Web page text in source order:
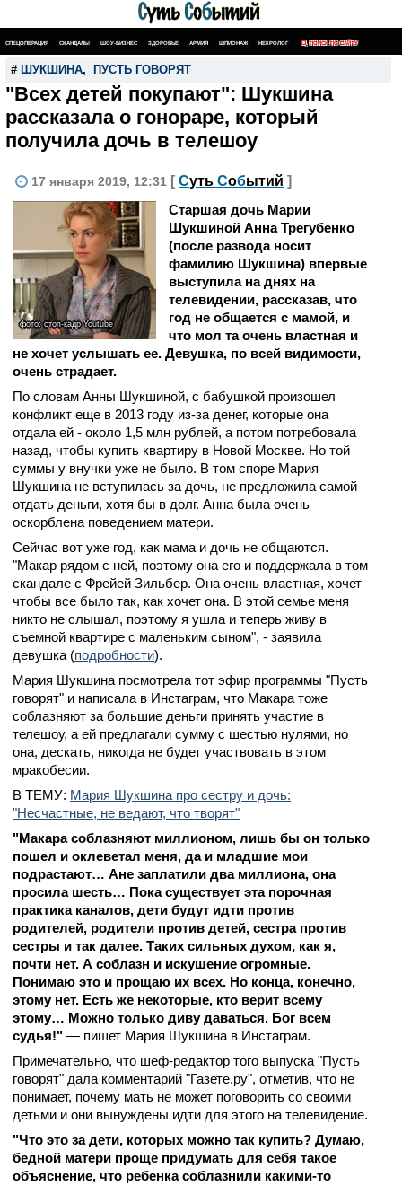
СПЕЦОПЕРАЦИЯ СКАНДАЛЫ ШОУ-БИЗНЕС ЗДОРОВЬЕ АРМИЯ ШПИОНАЖ НЕКРОЛОГ ПОИСК ПО САЙТУ
# ШУКШИНА, ПУСТЬ ГОВОРЯТ
"Всех детей покупают": Шукшина
рассказала о гонораре, который
получила дочь в телешоу
17 января 2019, 12:31 [ Суть Событий ]
фото: стоп-кадр Youtube
Старшая дочь Марии
Шукшиной Анна Трегубенко
(после развода носит
фамилию Шукшина) впервые
выступила на днях на
телевидении, рассказав, что
год не общается с мамой, и
что мол та очень властная и
не хочет услышать ее. Девушка, по всей видимости,
очень страдает.
По словам Анны Шукшиной, с бабушкой произошел
конфликт еще в 2013 году из-за денег, которые она
отдала ей - около 1,5 млн рублей, а потом потребовала
назад, чтобы купить квартиру в Новой Москве. Но той
суммы у внучки уже не было. В том споре Мария
Шукшина не вступилась за дочь, не предложила самой
отдать деньги, хотя бы в долг. Анна была очень
оскорблена поведением матери.
Сейчас вот уже год, как мама и дочь не общаются.
"Макар рядом с ней, поэтому она его и поддержала в том
скандале с Фрейей Зильбер. Она очень властная, хочет
чтобы все было так, как хочет она. В этой семье меня
никто не слышал, поэтому я ушла и теперь живу в
съемной квартире с маленьким сыном", - заявила
девушка (подробности).
Мария Шукшина посмотрела тот эфир программы "Пусть
говорят" и написала в Инстаграм, что Макара тоже
соблазняют за большие деньги принять участие в
телешоу, а ей предлагали сумму с шестью нулями, но
она, дескать, никогда не будет участвовать в этом
мракобесии.
В ТЕМУ: Мария Шукшина про сестру и дочь:
"Несчастные, не ведают, что творят"
"Макара соблазняют миллионом, лишь бы он только
пошел и оклеветал меня, да и младшие мои
подрастают… Ане заплатили два миллиона, она
просила шесть… Пока существует эта порочная
практика каналов, дети будут идти против
родителей, родители против детей, сестра против
сестры и так далее. Таких сильных духом, как я,
почти нет. А соблазн и искушение огромные.
Понимаю это и прощаю их всех. Но конца, конечно,
этому нет. Есть же некоторые, кто верит всему
этому… Можно только диву даваться. Бог всем
судья!" — пишет Мария Шукшина в Инстаграм.
Примечательно, что шеф-редактор того выпуска "Пусть
говорят" дала комментарий "Газете.ру", отметив, что не
понимает, почему мать не может поговорить со своими
детьми и они вынуждены идти для этого на телевидение.
"Что это за дети, которых можно так купить? Думаю,
бедной матери проще придумать для себя такое
объяснение, что ребенка соблазнили какими-то